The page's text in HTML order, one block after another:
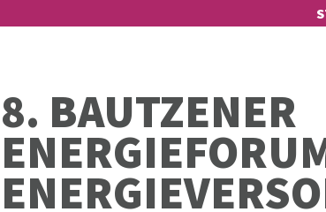
8. BAUTZENER